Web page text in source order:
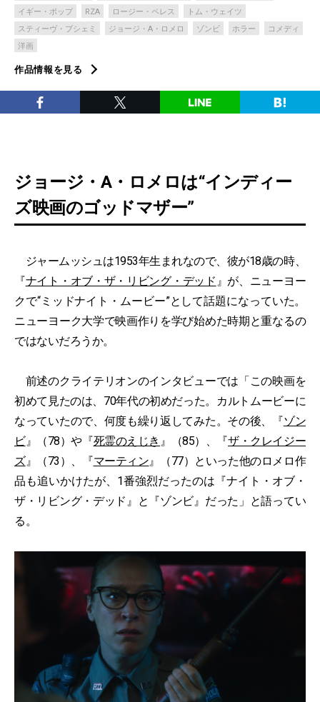
イギー・ポップ
RZA ロージー・ペレス
トム・ウェイツ
スティーヴ・ブシェミ
ジョージ・A・ロメロ ゾンビ ホラー
コメディ
洋画
作品情報を見る
ジョージ・A・ロメロは“インディー
ズ映画のゴッドマザー”
ジャームッシュは1953年生まれなので、彼が18歳の時、
『ナイト・オブ・ザ・リビング・デッド 』が、ニューヨー
クで“ミッドナイト・ムービー”として話題になっていた。
ニューヨーク大学で映画作りを学び始めた時期と重なるの
ではないだろうか。
前述のクライテリオンのインタビューでは「この映画を
初めて見たのは、70年代の初めだった。カルトムービーに
なっていたので、何度も繰り返してみた。その後、『ゾン
ビ』（78）や『死霊のえじき 』（85）、『ザ・クレイジー
ズ』（73）、『マーティン』（77）といった他のロメロ作
品も追いかけたが、1番強烈だったのは『ナイト・オブ・
ザ・リビング・デッド』と『ゾンビ』だった」と語ってい
る。